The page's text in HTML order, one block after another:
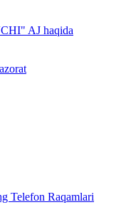
AJ haqida
Telefon Raqamlari